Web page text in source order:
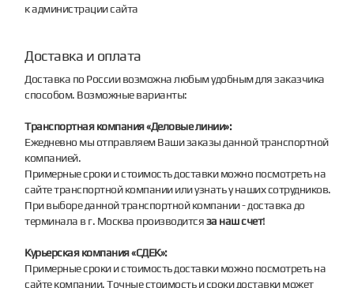
к администрации сайта
Доставка и оплата
Доставка по России возможна любым удобным для заказчика
способом. Возможные варианты:
Транспортная компания «Деловые линии»:
Ежедневно мы отправляем Ваши заказы данной транспортной
компанией.
Примерные сроки и стоимость доставки можно посмотреть на
сайте транспортной компании или узнать у наших сотрудников.
При выборе данной транспортной компании - доставка до
терминала в г. Москва производитсяза наш счет!
Курьерская компания «СДЕК»:
Примерные сроки и стоимость доставки можно посмотреть на
сайте компании. Точные стоимость и сроки доставки может